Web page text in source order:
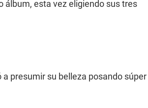
álbum, esta vez eligiendo sus tres
presumir su belleza posando súper